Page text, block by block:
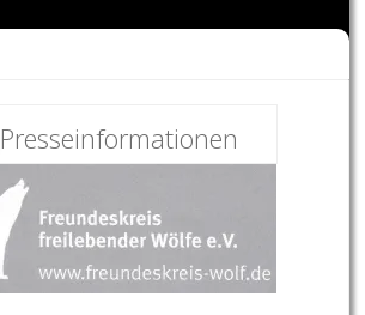
Presseinformationen